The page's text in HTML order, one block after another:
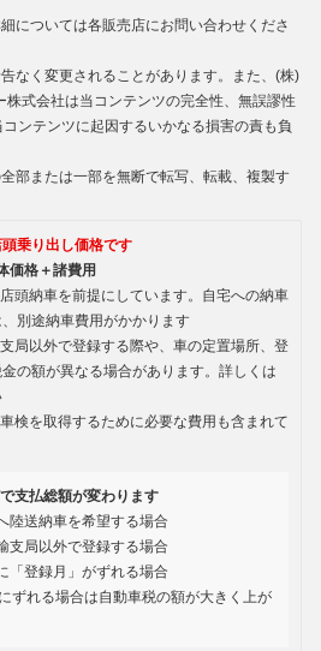
については各販売店にお問い合わせくださ
なく変更されることがあります。また、(株)
株式会社は当コンテンツの完全性、無誤謬性
ンテンツに起因するいかなる損害の責も負
部または一部を無断で転写、転載、複製す
乗り出し価格です
価格＋諸費用
頭納車を前提にしています。自宅への納車
別途納車費用がかかります
局以外で登録する際や、車の定置場所、登
の額が異なる場合があります。詳しくは
検を取得するために必要な費用も含まれて
支払総額が変わります
陸送納車を希望する場合
支局以外で登録する場合
「登録月」がずれる場合
ずれる場合は自動車税の額が大きく上が